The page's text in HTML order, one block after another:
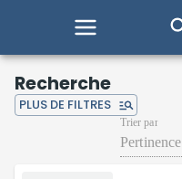
Recherche
PLUS DE FILTRES
Trier par
Pertinence